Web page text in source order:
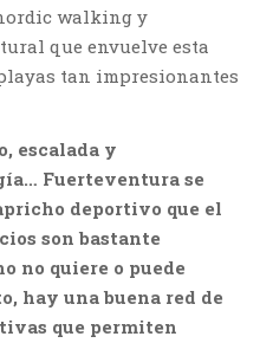
walking y
que envuelve esta
tan impresionantes
escalada y
Fuerteventura se
deportivo que el
son bastante
no quiere o puede
hay una buena red de
que permiten